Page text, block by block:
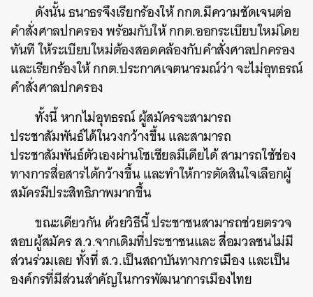
ดังนั้น ธนาธรจึงเรียกร้องให้ กกต.มีความชัดเจนต่อ
คำสั่งศาลปกครอง พร้อมกับให้ กกต.ออกระเบียบใหม่โดย
ทันที ให้ระเบียบใหม่ต้องสอดคล้องกับคำสั่งศาลปกครอง
และเรียกร้องให้ กกต.ประกาศเจตนารมณ์ว่า จะไม่อุทธรณ์
คำสั่งศาลปกครอง
ทั้งนี้ หากไม่อุทธรณ์ ผู้สมัครจะสามารถ
ประชาสัมพันธ์ได้ในวงกว้างขึ้น และสามารถ
ประชาสัมพันธ์ตัวเองผ่านโซเชียลมีเดียได้ สามารถใช้ช่อง
ทางการสื่อสารได้กว้างขึ้น และทำให้การตัดสินใจเลือกผู้
สมัครมีประสิทธิภาพมากขึ้น
ขณะเดียวกัน ด้วยวิธีนี้ ประชาชนสามารถช่วยตรวจ
สอบผู้สมัคร ส.ว.จากเดิมที่ประชาชนและ สื่อมวลชนไม่มี
ส่วนร่วมเลย ทั้งที่ ส.ว.เป็นสถาบันทางการเมือง และเป็น
องค์กรที่มีส่วนสำคัญในการพัฒนาการเมืองไทย